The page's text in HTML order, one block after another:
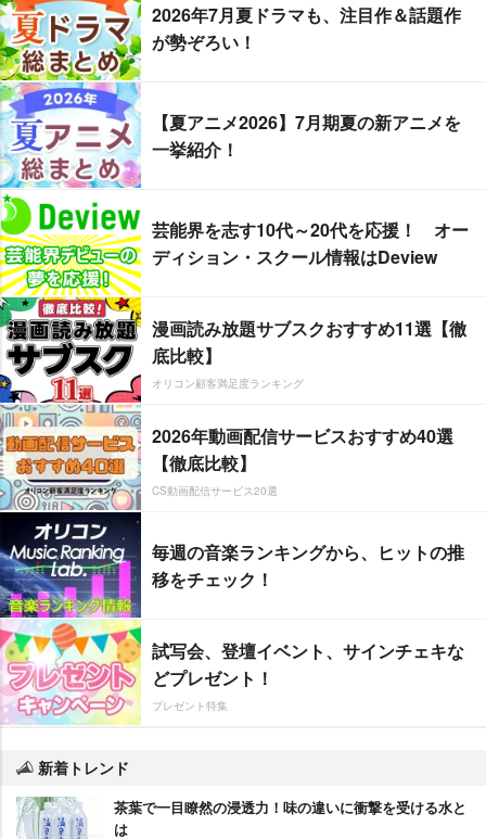
2026年7月夏ドラマも、注目作＆話題作
が勢ぞろい！
【夏アニメ2026】7月期夏の新アニメを
一挙紹介！
芸能界を志す10代～20代を応援！ オー
ディション・スクール情報はDeview
漫画読み放題サブスクおすすめ11選【徹
底比較】
オリコン顧客満足度ランキング
2026年動画配信サービスおすすめ40選
【徹底比較】
CS動画配信サービス20選
毎週の音楽ランキングから、ヒットの推
移をチェック！
試写会、登壇イベント、サインチェキな
どプレゼント！
プレゼント特集
新着トレンド
茶葉で一目瞭然の浸透力！味の違いに衝撃を受ける水と
は